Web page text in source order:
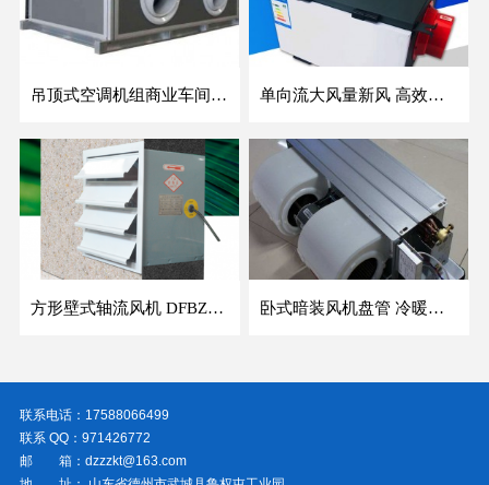
吊顶式空调机组商业车间防爆新风空调器射流冷暖机组 单向流大风量新风 高效除霾全热交换新风机空气净化
方形壁式轴流风机 DFBZ低噪防爆工业XBDZ静音220V/380V壁式边墙风机 卧式暗装风机盘管 冷暖两用盘管系列 明装风盘空调器
联系电话：17588066499
联系 QQ：971426772
邮 箱：dzzzkt@163.com